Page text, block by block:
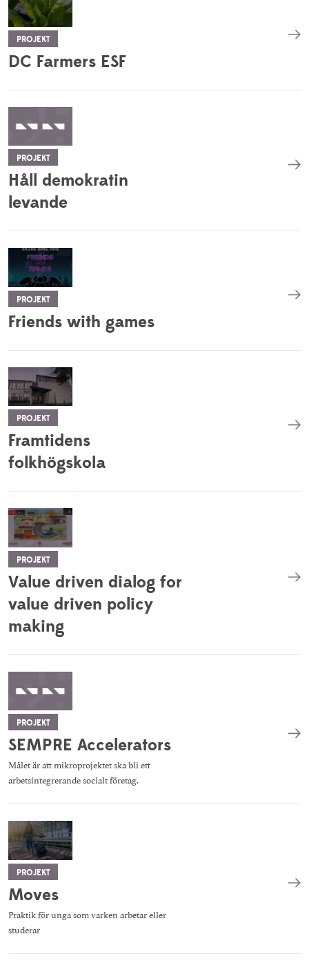
PROJEKT
DC Farmers ESF
PROJEKT
Håll demokratin
levande
PROJEKT
Friends with games
PROJEKT
Framtidens
folkhögskola
PROJEKT
Value driven dialog for
value driven policy
making
PROJEKT
SEMPRE Accelerators
Målet är att mikroprojektet ska bli ett
arbetsintegrerande socialt företag.
PROJEKT
Moves
Praktik för unga som varken arbetar eller
studerar